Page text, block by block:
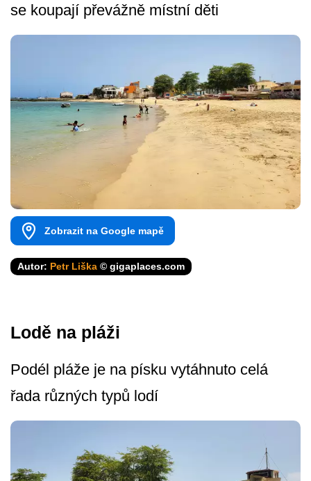
se koupají převážně místní děti
Zobrazit na Google mapě
Autor: Petr Liška © gigaplaces.com
Lodě na pláži
Podél pláže je na písku vytáhnuto celá
řada různých typů lodí